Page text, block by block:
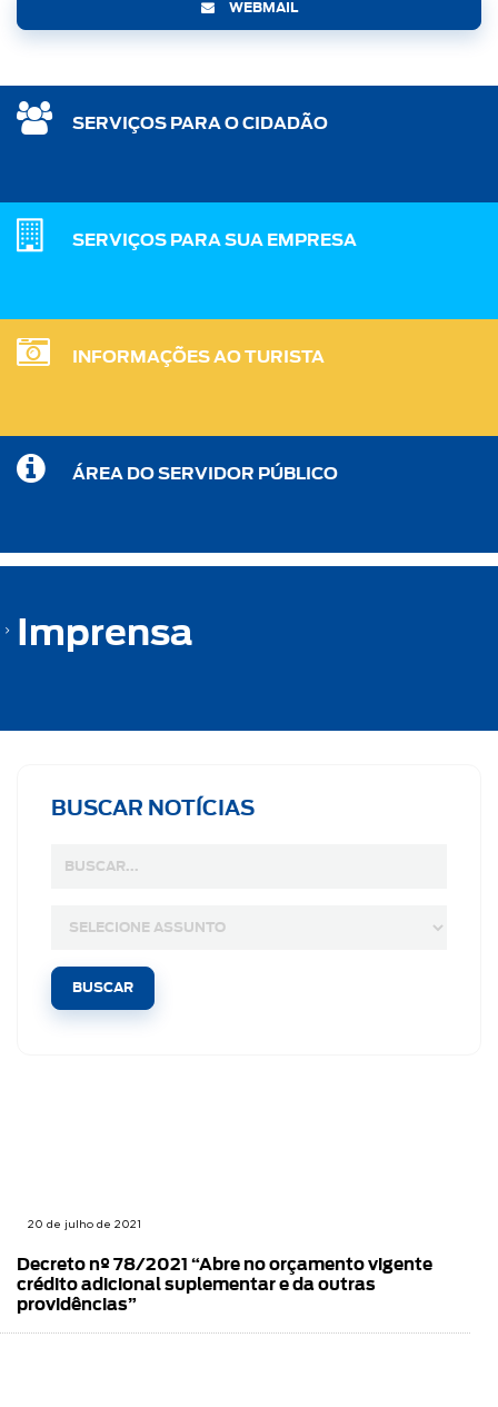
WEBMAIL
SERVIÇOS PARA O CIDADÃO
SERVIÇOS PARA SUA EMPRESA
INFORMAÇÕES AO TURISTA
ÁREA DO SERVIDOR PÚBLICO
Imprensa
BUSCAR NOTÍCIAS
20 de julho de 2021
Decreto nº 78/2021 “Abre no orçamento vigente
crédito adicional suplementar e da outras
providências”